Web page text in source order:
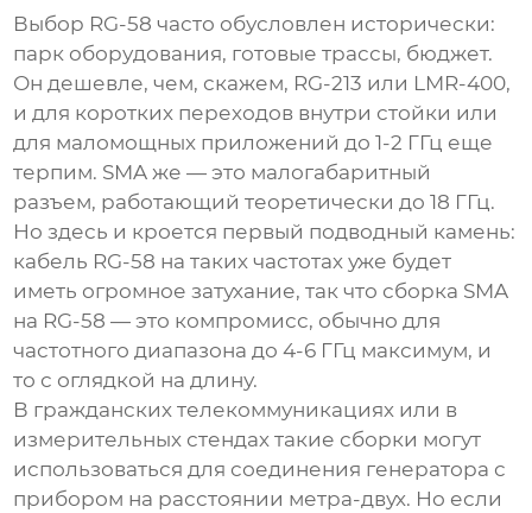
Выбор RG-58 часто обусловлен исторически:
парк оборудования, готовые трассы, бюджет.
Он дешевле, чем, скажем, RG-213 или LMR-400,
и для коротких переходов внутри стойки или
для маломощных приложений до 1-2 ГГц еще
терпим. SMA же — это малогабаритный
разъем, работающий теоретически до 18 ГГц.
Но здесь и кроется первый подводный камень:
кабель RG-58 на таких частотах уже будет
иметь огромное затухание, так что сборка SMA
на RG-58 — это компромисс, обычно для
частотного диапазона до 4-6 ГГц максимум, и
то с оглядкой на длину.
В гражданских телекоммуникациях или в
измерительных стендах такие сборки могут
использоваться для соединения генератора с
прибором на расстоянии метра-двух. Но если